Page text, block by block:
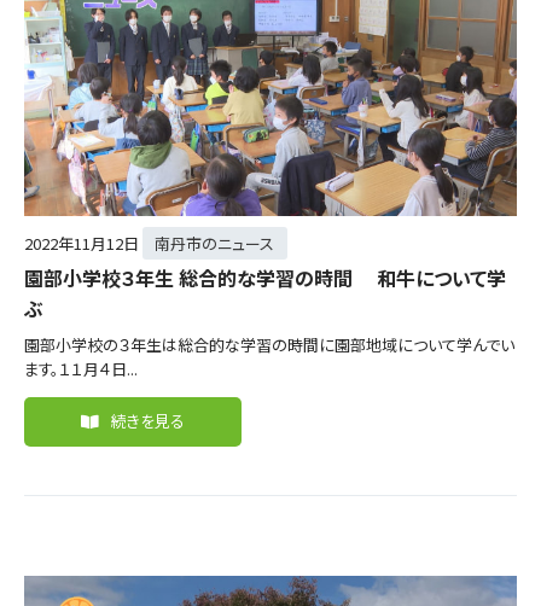
2022年11月12日 南丹市のニュース
園部小学校３年生 総合的な学習の時間 和牛について学
ぶ
園部小学校の３年生は総合的な学習の時間に園部地域について学んでい
ます。１１月４日...
続きを見る